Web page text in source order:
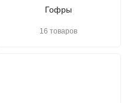
Гофры
16 товаров